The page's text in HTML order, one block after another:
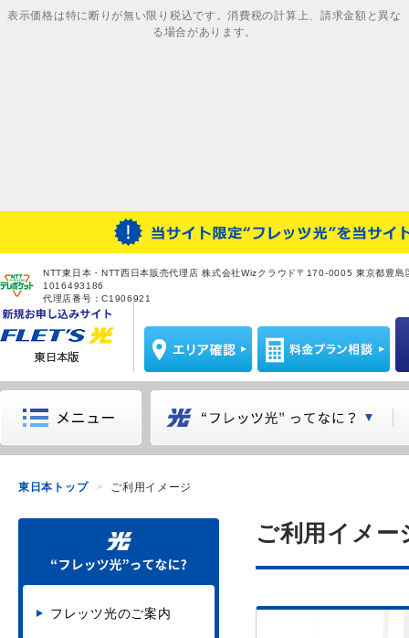
表示価格は特に断りが無い限り税込です。消費税の計算上、請求金額と異な
る場合があります。
NTT東日本・NTT西日本販売代理店 株式会社Wizクラウド〒170-0005 東京都豊
1016493186
代理店番号：C1906921
東日本トップ ご利用イメージ
ご利用イメー
フレッツ光のご案内